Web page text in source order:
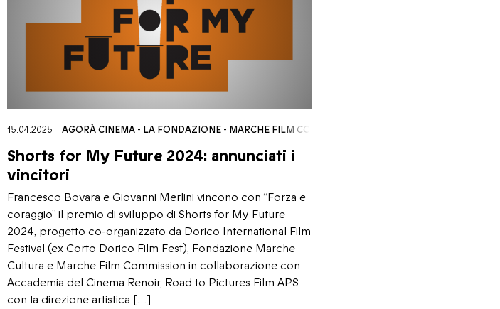
15.04.2025 AGORÀ CINEMA- LA FONDAZIONE- MARCHE FILM COMMISSION
Shorts for My Future 2024: annunciati i
vincitori
Francesco Bovara e Giovanni Merlini vincono con “Forza e
coraggio” il premio di sviluppo di Shorts for My Future
2024, progetto co-organizzato da Dorico International Film
Festival (ex Corto Dorico Film Fest), Fondazione Marche
Cultura e Marche Film Commission in collaborazione con
Accademia del Cinema Renoir, Road to Pictures Film APS
con la direzione artistica […]